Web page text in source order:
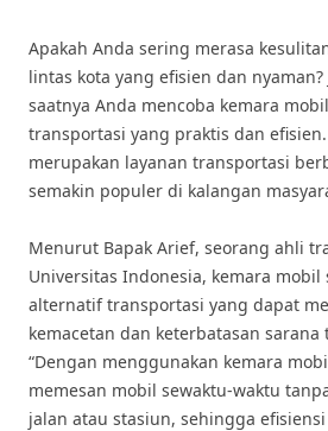
Apakah Anda sering merasa
lintas kota yang efisien dan
saatnya Anda mencoba kemara
transportasi yang praktis dan
merupakan layanan transportasi
semakin populer di kalangan
Menurut Bapak Arief, seorang ahli
Universitas Indonesia, kemara mobil
alternatif transportasi yang dapat
kemacetan dan keterbatasan
“Dengan menggunakan kemara
memesan mobil sewaktu-waktu
jalan atau stasiun, sehingga